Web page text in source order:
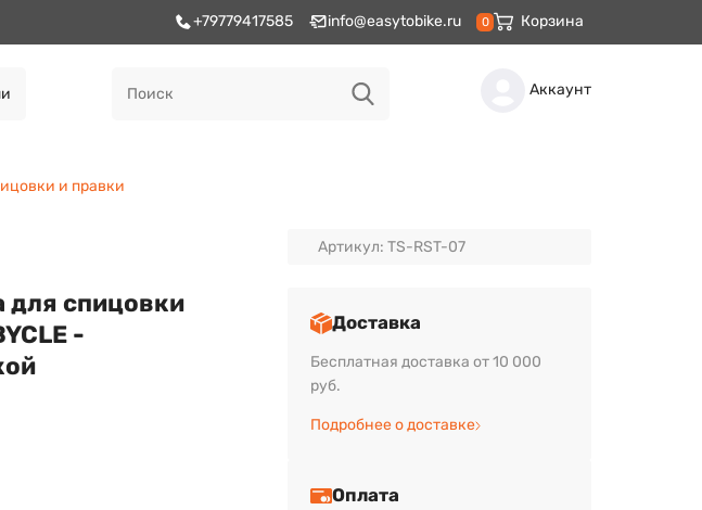
+79779417585 info@easytobike.ru 0 Корзина
Аккаунт
и правки
Артикул: TS-RST-07
для спицовки
-
Доставка
Бесплатная доставка от 10 000
руб.
Подробнее о доставке
Оплата